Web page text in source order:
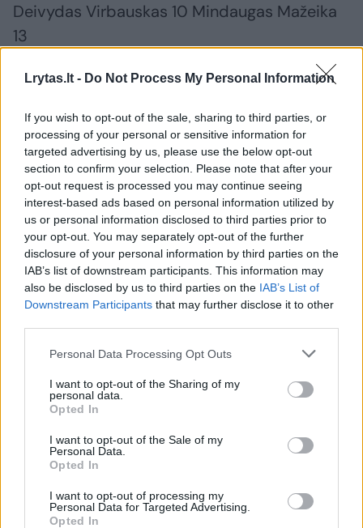
Lrytas.lt - Do Not Process My Personal Information
If you wish to opt-out of the sale, sharing to third parties, or
processing of your personal or sensitive information for
targeted advertising by us, please use the below opt-out
section to confirm your selection. Please note that after your
opt-out request is processed you may continue seeing
interest-based ads based on personal information utilized by
us or personal information disclosed to third parties prior to
your opt-out. You may separately opt-out of the further
disclosure of your personal information by third parties on the
IAB’s list of downstream participants. This information may
also be disclosed by us to third parties on the IAB’s List of
Downstream Participants that may further disclose it to other
Personal Data Processing Opt Outs
I want to opt-out of the Sharing of my
personal data.
Opted In
I want to opt-out of the Sale of my
Personal Data.
Opted In
I want to opt-out of processing my
Personal Data for Targeted Advertising.
Opted In
Deivydas Virbauskas 10 Mindaugas Mažeika
13
Aivaras Budrys 8 Saulius Katkevičius 6
Artūras Strupas 3 Arūnas Urbonas 4
Kauno „Granitas-Gaja-Karys“ - Vilniaus HC
„Vilnius“ 39:30 (21:18)
Aurimas Balčiūnas 7 Andrius Kliorė 7
Mindaugas Urbonas 5 Martynas Žala 6
Vaidas Drevinskas 5 Jūris Aganauskas 3
Lietuvos rankinio lygos turnyro lentelė (vieta,
komanda, rungtynės, pergalės, lygiosios,